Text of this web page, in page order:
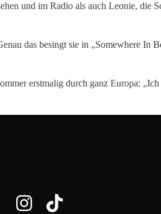
und im Radio als auch Leonie,
das besingt sie in „Somewhere In
erstmalig durch ganz Europa: